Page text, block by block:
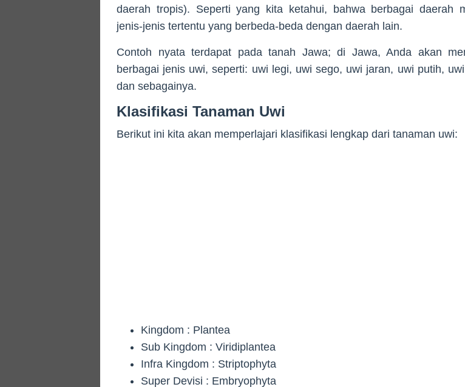
daerah tropis). Seperti yang kita ketahui, bahwa berbagai daerah
jenis-jenis tertentu yang berbeda-beda dengan daerah lain.
Contoh nyata terdapat pada tanah Jawa; di Jawa, Anda akan
berbagai jenis uwi, seperti: uwi legi, uwi sego, uwi jaran, uwi putih,
dan sebagainya.
Klasifikasi Tanaman Uwi
Berikut ini kita akan memperlajari klasifikasi lengkap dari tanaman uwi:
Kingdom : Plantea
Sub Kingdom : Viridiplantea
Infra Kingdom : Striptophyta
Super Devisi : Embryophyta